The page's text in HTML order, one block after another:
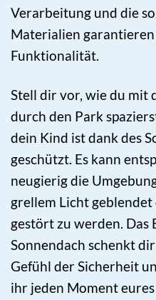
Verarbeitung und die
Materialien
Funktionalität.
Stell dir vor, wie du mit
durch den Park
dein Kind ist dank des
geschützt. Es kann
neugierig die
grellem Licht
gestört zu werden. Das
Sonnendach schenkt
Gefühl der Sicherheit
ihr jeden Moment